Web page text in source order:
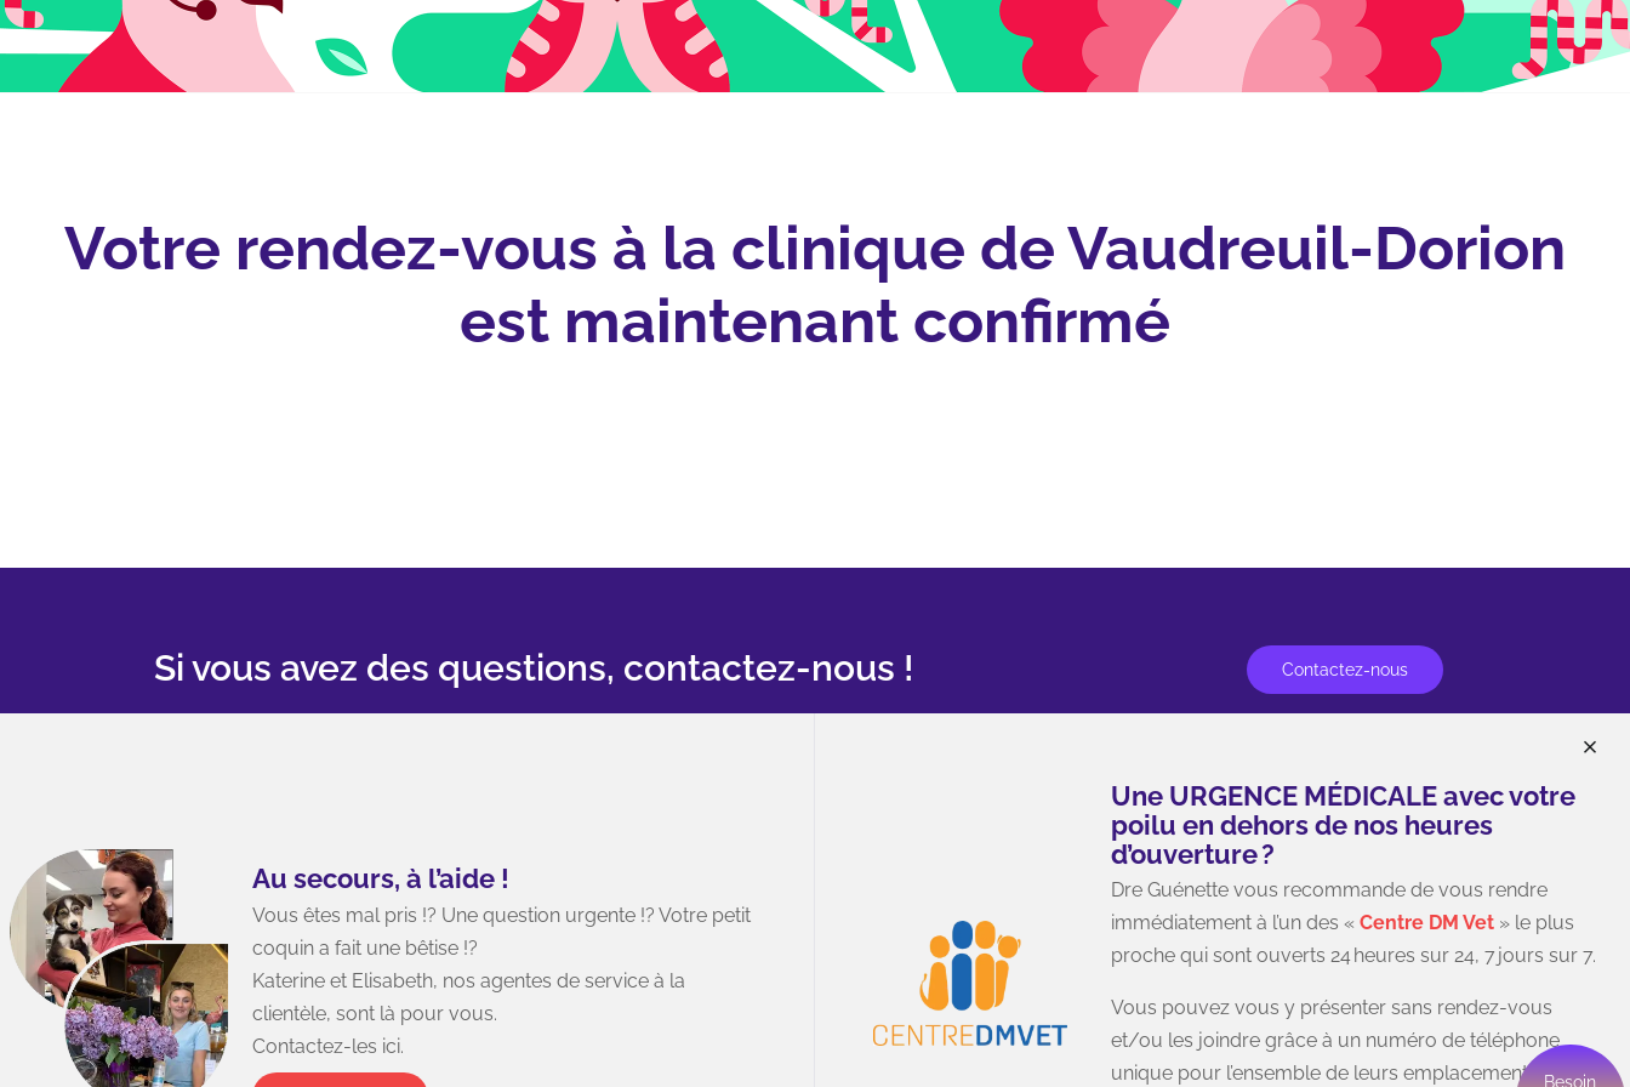
Votre rendez-vous à la clinique de Vaudreuil-Dorion
est maintenant confirmé
Si vous avez des questions, contactez-nous ! Contactez-nous
Wizoo est un hôpital vétérinaire au
concept unique qui favorise
l'accessibilité aux services essentiels,
qui mise sur l'innovation technologique
et qui simplifie le quotidien des
propriétaires d'animaux et de leurs
514-319-4966
22800 chemin Dumberry, unité 3
Vaudreuil-Dorion, Brossard & Montréal
Lundi: 9:00 - 20:00
Mardi: 9:00 - 20:00
Mercredi: 9:00 - 20:00
Jeudi: 9:00 - 20:00
Soyez aux premières loges lors
d’annonces de nouveautés ou de
promotions en vous abonnant à notre
page Facebook ou en nous suivant
sur TikTok ou Instagram.
Au secours, à l’aide !
Vous êtes mal pris !? Une question urgente !? Votre petit
coquin a fait une bêtise !?
Katerine et Elisabeth, nos agentes de service à la
clientèle, sont là pour vous.
Contactez-les ici.
Une URGENCE MÉDICALE avec votre
poilu en dehors de nos heures
d’ouverture ?
Dre Guénette vous recommande de vous rendre
immédiatement à l’un des « Centre DM Vet » le plus
proche qui sont ouverts 24 heures sur 24, 7 jours sur 7.
Vous pouvez vous y présenter sans rendez-vous
et/ou les joindre grâce à un numéro de téléphone
unique pour l’ensemble de leurs emplacements auBesoin